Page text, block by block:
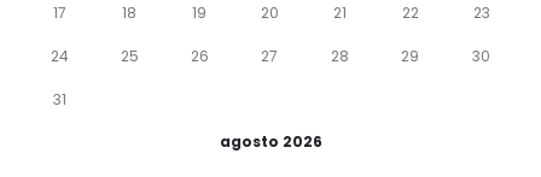
agosto 2026
17 18 19 20 21 22 23
24 25 26 27 28 29 30
31